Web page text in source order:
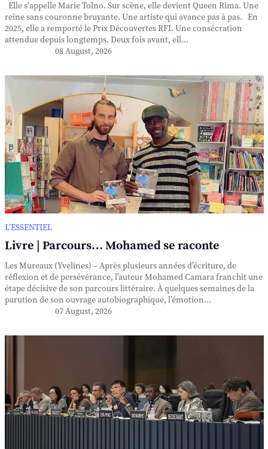
Elle s'appelle Marie Tolno. Sur scène, elle devient Queen Rima. Une
reine sans couronne bruyante. Une artiste qui avance pas à pas. En
2025, elle a remporté le Prix Découvertes RFI. Une consécration
attendue depuis longtemps. Deux fois avant, ell...
08 August, 2026
L’ESSENTIEL
Livre | Parcours… Mohamed se raconte
Les Mureaux (Yvelines) – Après plusieurs années d’écriture, de
réflexion et de persévérance, l’auteur Mohamed Camara franchit une
étape décisive de son parcours littéraire. À quelques semaines de la
parution de son ouvrage autobiographique, l’émotion...
07 August, 2026